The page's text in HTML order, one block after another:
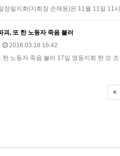
정밀지회(지회장 손재동)은 11월 11일
괴, 또 한 노동자 죽음 불러
2016.03.18 16:42
한 노동자 죽음 불러 17일 영동지회 한 모